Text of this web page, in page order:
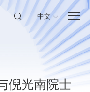
中文
倪光南院士